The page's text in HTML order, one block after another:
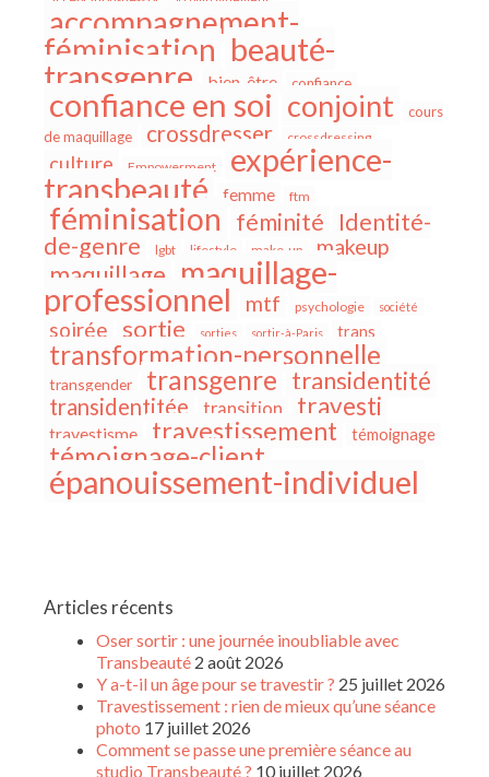
accompagnement-
féminisation beauté-
transgenre bien-être confiance
confiance en soi conjoint
cours
de maquillage
crossdresser crossdressing
culture Empowerment expérience-
transbeauté femme ftm
féminisation féminité
Identité-
de-genre
lgbt lifestyle make-up makeup
maquillage maquillage-
professionnel mtf psychologie société
soirée sortie sorties sortir-à-Paris trans
transformation-personnelle
transgender transgenre transidentité
transidentitée transition travesti
travestisme travestissement témoignage
témoignage-client
épanouissement-individuel
Articles récents
Oser sortir : une journée inoubliable avec
Transbeauté 2 août 2026
Y a-t-il un âge pour se travestir ? 25 juillet 2026
Travestissement : rien de mieux qu’une séance
photo 17 juillet 2026
Comment se passe une première séance au
studio Transbeauté ? 10 juillet 2026